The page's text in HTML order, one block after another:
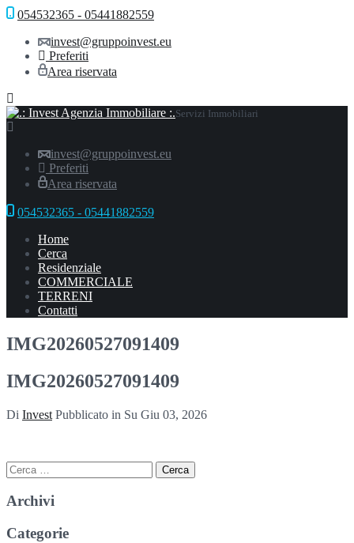
054532365 - 05441882559
invest@gruppoinvest.eu
Preferiti
Area riservata
Servizi Immobiliari
invest@gruppoinvest.eu
Preferiti
Area riservata
054532365 - 05441882559
Home
Cerca
Residenziale
COMMERCIALE
TERRENI
Contatti
IMG20260527091409
IMG20260527091409
Di Invest Pubblicato in Su Giu 03, 2026
Ricerca
per:
Archivi
Categorie